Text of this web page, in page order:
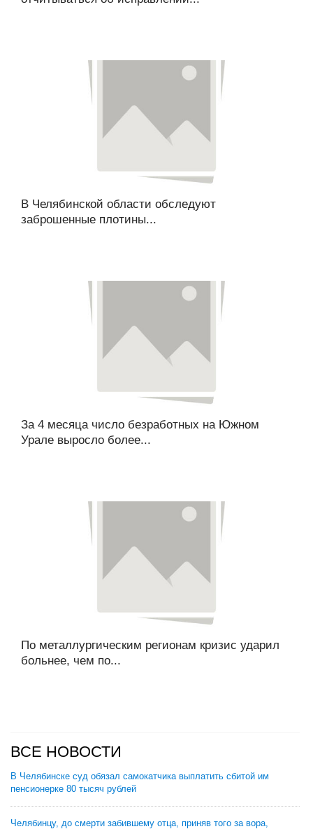
В Челябинской области обследуют
заброшенные плотины...
За 4 месяца число безработных на Южном
Урале выросло более...
По металлургическим регионам кризис ударил
больнее, чем по...
ВСЕ НОВОСТИ
В Челябинске суд обязал самокатчика выплатить сбитой им
пенсионерке 80 тысяч рублей
Челябинцу, до смерти забившему отца, приняв того за вора,